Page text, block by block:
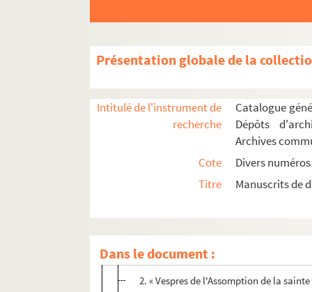
Présentation globale de la
Intitulé de l'instrument de
recherche
Catalogue
Dépôts
Archives
Cote
Divers numéros
Titre
Manuscrits de
Dans le document :
ALPES-MARITIMES
ARLES
1. « Liber poenitentium alborum », ou
2. « Vespres de l'Assomption de la